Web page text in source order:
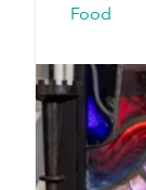
Food